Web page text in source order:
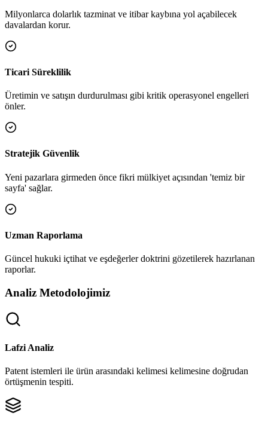
Milyonlarca dolarlık tazminat ve itibar kaybına yol açabilecek
davalardan korur.
Ticari Süreklilik
Üretimin ve satışın durdurulması gibi kritik operasyonel engelleri
önler.
Stratejik Güvenlik
Yeni pazarlara girmeden önce fikri mülkiyet açısından 'temiz bir
sayfa' sağlar.
Uzman Raporlama
Güncel hukuki içtihat ve eşdeğerler doktrini gözetilerek hazırlanan
raporlar.
Analiz Metodolojimiz
Lafzi Analiz
Patent istemleri ile ürün arasındaki kelimesi kelimesine doğrudan
örtüşmenin tespiti.